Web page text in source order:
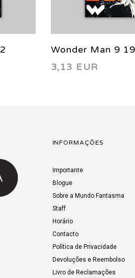
Wonder Man 9
3,13 EUR
INFORMAÇÕES
Importante
Blogue
Sobre a Mundo Fantasma
Staff
Horário
Contacto
Política de Privacidade
Devoluções e Reembolso
Livro de Reclamações